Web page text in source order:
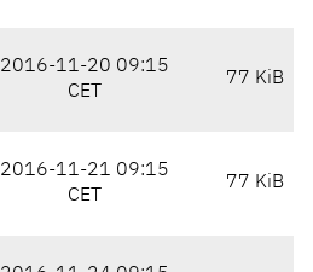
2016-11-20 09:15
CET
77 KiB
2016-11-21 09:15
CET
77 KiB